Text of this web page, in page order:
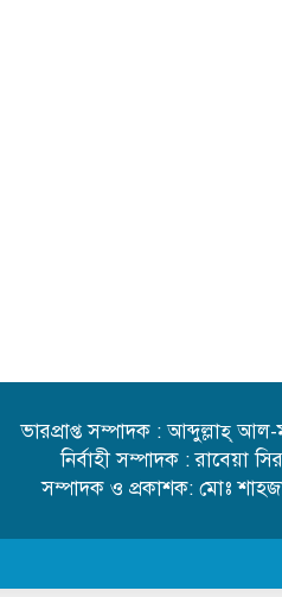
ভারপ্রাপ্ত সম্পাদক : আব্দুল্লাহ্
নির্বাহী সম্পাদক : রাবেয়া
সম্পাদক ও প্রকাশক: মোঃ